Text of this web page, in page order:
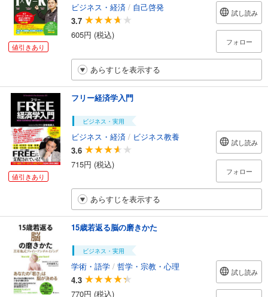
値引きあり
ビジネス・経済 / 自己啓発
3.7
605円 (税込)
試し読み
フォロー
あらすじを表示する
値引きあり
フリー経済学入門
ビジネス・実用
ビジネス・経済 / ビジネス教養
3.6
715円 (税込)
試し読み
フォロー
あらすじを表示する
15歳若返る脳の磨きかた
ビジネス・実用
学術・語学 / 哲学・宗教・心理
4.3
770円 (税込)
試し読み